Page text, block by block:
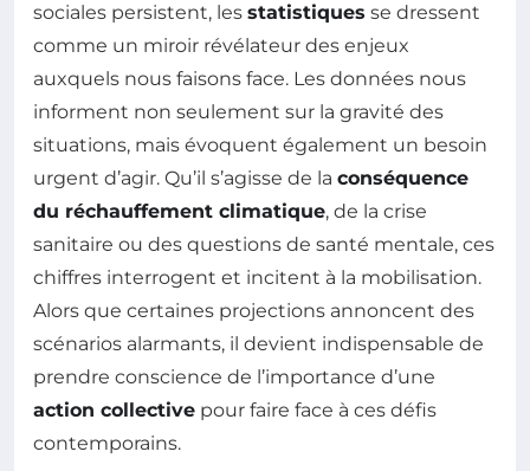
sociales persistent, les statistiques se dressent
comme un miroir révélateur des enjeux
auxquels nous faisons face. Les données nous
informent non seulement sur la gravité des
situations, mais évoquent également un besoin
urgent d’agir. Qu’il s’agisse de la conséquence
du réchauffement climatique, de la crise
sanitaire ou des questions de santé mentale, ces
chiffres interrogent et incitent à la mobilisation.
Alors que certaines projections annoncent des
scénarios alarmants, il devient indispensable de
prendre conscience de l’importance d’une
action collective pour faire face à ces défis
contemporains.